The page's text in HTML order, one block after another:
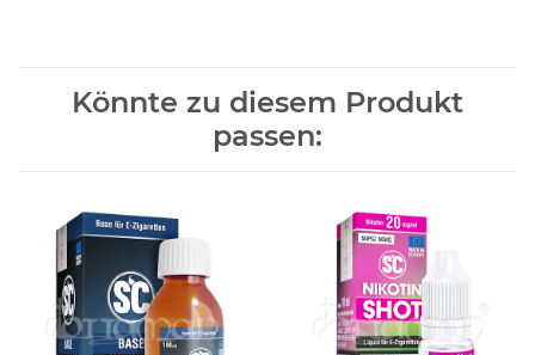
Könnte zu diesem Produkt
passen: